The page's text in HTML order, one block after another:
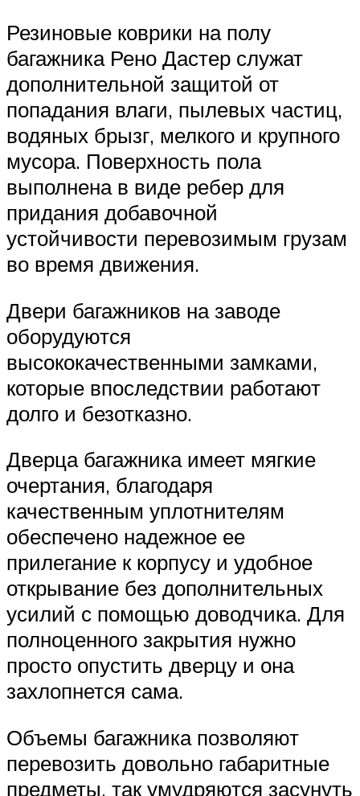
Резиновые коврики на полу
багажника Рено Дастер служат
дополнительной защитой от
попадания влаги, пылевых частиц,
водяных брызг, мелкого и крупного
мусора. Поверхность пола
выполнена в виде ребер для
придания добавочной
устойчивости перевозимым грузам
во время движения.
Двери багажников на заводе
оборудуются
высококачественными замками,
которые впоследствии работают
долго и безотказно.
Дверца багажника имеет мягкие
очертания, благодаря
качественным уплотнителям
обеспечено надежное ее
прилегание к корпусу и удобное
открывание без дополнительных
усилий с помощью доводчика. Для
полноценного закрытия нужно
просто опустить дверцу и она
захлопнется сама.
Объемы багажника позволяют
перевозить довольно габаритные
предметы, так умудряются засунуть